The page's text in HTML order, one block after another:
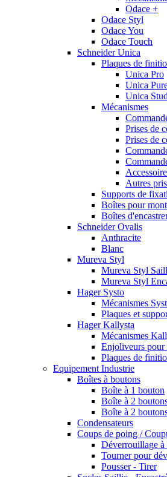
Odace +
Odace Styl
Odace You
Odace Touch
Schneider Unica
Plaques de
Unica Pro
Unica
Unica
Mécanismes
Prises de
Prises de
Autres
Supports de
Boîtes pour
Boîtes
Schneider Ovalis
Anthracite
Blanc
Mureva Styl
Mureva Styl
Mureva Styl
Hager Systo
Mécanismes
Plaques et
Hager Kallysta
Mécanismes
Enjoliveurs pour
Plaques de
Equipement Industrie
Boîtes à boutons
Boîte à 1 bouton
Boîte à 2
Boîte à 2
Condensateurs
Coups de poing /
Déverrouillage à
Tourner pour
Pousser - Tirer